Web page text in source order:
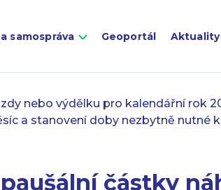
samospráva Geoportál Aktuality
nebo výdělku pro kalendářní rok
a stanovení doby nezbytně nutné
částky